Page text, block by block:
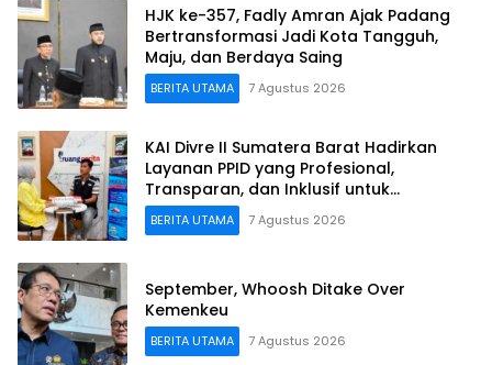
HJK ke-357, Fadly Amran Ajak Padang
Bertransformasi Jadi Kota Tangguh,
Maju, dan Berdaya Saing
BERITA UTAMA 7 Agustus 2026
KAI Divre II Sumatera Barat Hadirkan
Layanan PPID yang Profesional,
Transparan, dan Inklusif untuk
Mempermudah Akses Informasi Publik
BERITA UTAMA 7 Agustus 2026
September, Whoosh Ditake Over
Kemenkeu
BERITA UTAMA 7 Agustus 2026